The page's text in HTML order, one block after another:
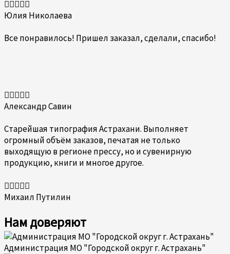

5
5
Юлия Николаева
Все понравилось! Пришел заказал, сделали, спасибо!

5
5
Александр Савин
Старейшая типография Астрахани. Выполняет
огромный объём заказов, печатая не только
выходящую в регионе прессу, но и сувенирную
продукцию, книги и многое другое.

5
5
Михаил Путилин
Нам доверяют
Администрация МО "Городской округ г. Астрахань"